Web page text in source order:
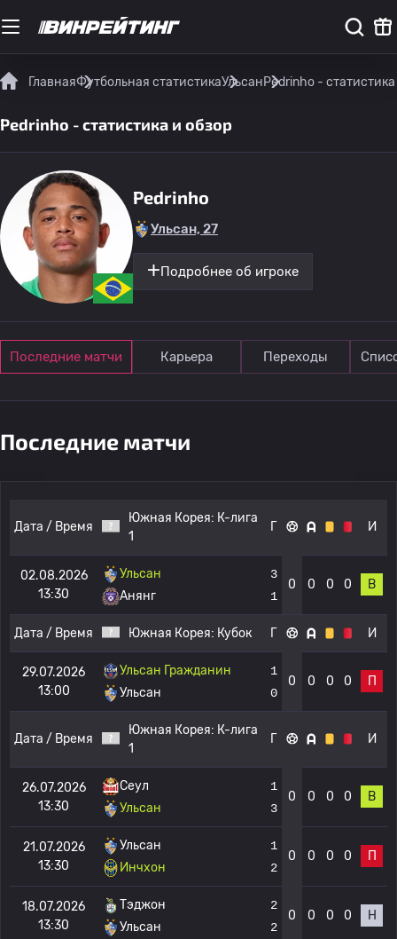
ГлавнаяФутбольная статистикаУльсанPedrinho -
Pedrinho - статистика и обзор
Pedrinho
Ульсан, 27
Подробнее об игроке
Последние матчи Карьера Переходы
Последние матчи
Дата / Время
Южная Корея: К-лига
1
Г И
02.08.2026
13:30
Ульсан
Анянг
3
1
0 0 0 0 В
Дата / Время Южная Корея: Кубок Г И
29.07.2026
13:00
Ульсан Гражданин
Ульсан
1
0
0 0 0 0 П
Дата / Время
Южная Корея: К-лига
1
Г И
26.07.2026
13:30
Сеул
Ульсан
1
3
0 0 0 0 В
21.07.2026
13:30
Ульсан
Инчхон
1
2
0 0 0 0 П
18.07.2026
13:30
Тэджон
Ульсан
2
2
0 0 0 0 Н